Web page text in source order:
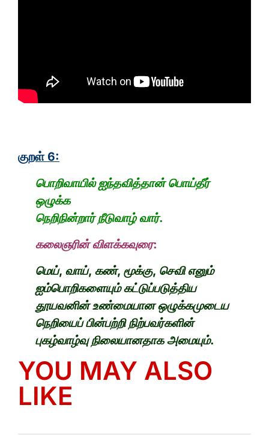
குறள் 6:
பொறிவாயில் ஐந்தவித்தான் பொய்தீர்
ஒழுக்க
நெறிநின்றார் நீடுவாழ் வார்.
கலைஞரின் விளக்கவுரை:
மெய், வாய், கண், மூக்கு, செவி எனும்
ஐம்பொறிகளையும் கட்டுப்படுத்திய
தூயவனின் உண்மையான ஒழுக்கமுடைய
நெறியைப் பின்பற்றி நிற்பவர்களின்
புகழ்வாழ்வு நிலையானதாக அமையும்.
YOU MAY ALSO
LIKE